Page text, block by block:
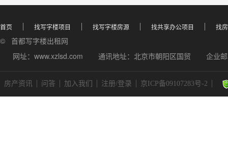
首页 找写字楼项目 找写字楼房源 找共享办公项目 找
© 首都写字楼出租网
网址：www.xzlsd.com
通讯地址：北京市朝阳区国贸 企业
房产资讯 问答 加入我们 注册/登录 京ICP备09107283号-2